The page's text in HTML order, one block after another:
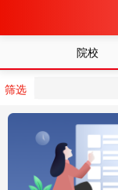
院校
筛选